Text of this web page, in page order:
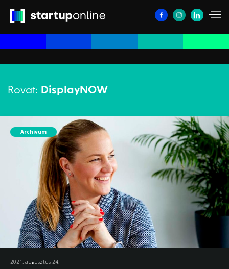
Rovat: DisplayNOW
Archívum
2021. augusztus 24.